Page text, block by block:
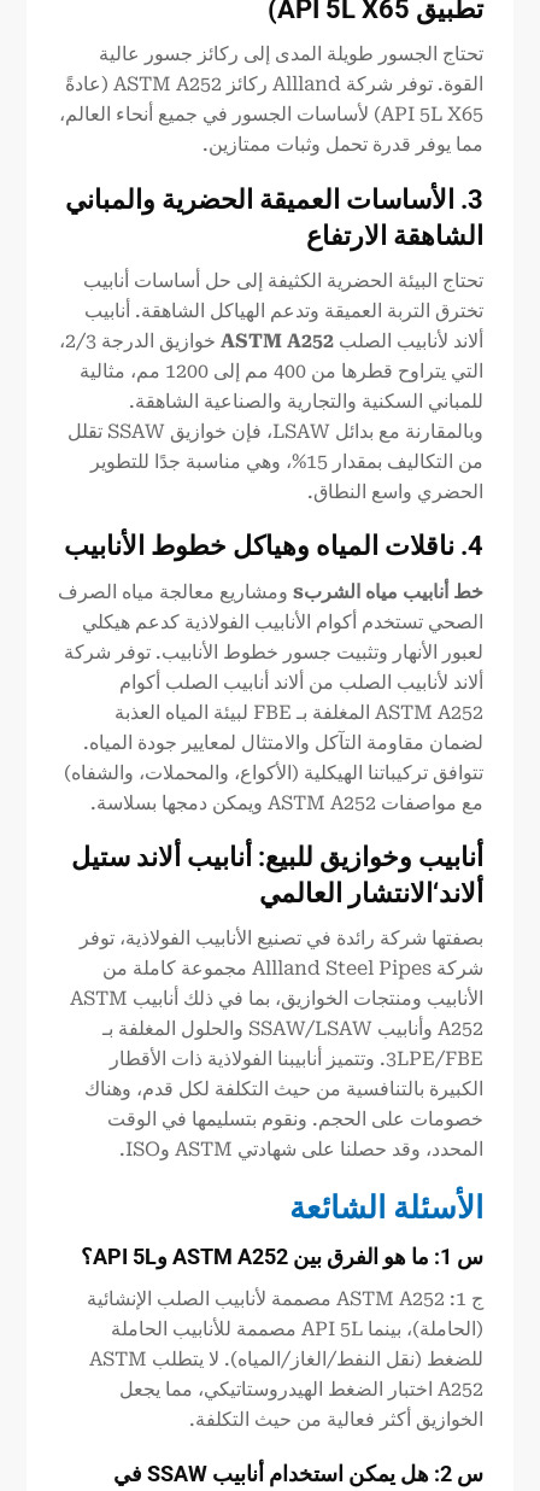
تطبيق API 5L X65 )
تحتاج الجسور طويلة المدى إلى ركائز جسور عالية
القوة. توفر شركة Allland ركائز ASTM A252 (عادةً
API 5L X65) لأساسات الجسور في جميع أنحاء العالم،
مما يوفر قدرة تحمل وثبات ممتازين.
3. الأساسات العميقة الحضرية والمباني
الشاهقة الارتفاع
تحتاج البيئة الحضرية الكثيفة إلى حل أساسات أنابيب
تخترق التربة العميقة وتدعم الهياكل الشاهقة. أنابيب
ألاند لأنابيب الصلبASTM A252
خوازيق الدرجة 2/3،
التي يتراوح قطرها من 400 مم إلى 1200 مم، مثالية
للمباني السكنية والتجارية والصناعية الشاهقة.
وبالمقارنة مع بدائل LSAW، فإن خوازيق SSAW تقلل
من التكاليف بمقدار 15%، وهي مناسبة جدًا للتطوير
الحضري واسع النطاق.
4. ناقلات المياه وهياكل خطوط الأنابيب
خط أنابيب مياه الشربs ومشاريع معالجة مياه الصرف
الصحي تستخدم أكوام الأنابيب الفولاذية كدعم هيكلي
لعبور الأنهار وتثبيت جسور خطوط الأنابيب. توفر شركة
ألاند لأنابيب الصلب من ألاند أنابيب الصلب أكوام
ASTM A252 المغلفة بـ FBE لبيئة المياه العذبة
لضمان مقاومة التآكل والامتثال لمعايير جودة المياه.
تتوافق تركيباتنا الهيكلية (الأكواع، والمحملات، والشفاه)
مع مواصفات ASTM A252 ويمكن دمجها بسلاسة.
أنابيب وخوازيق للبيع: أنابيب ألاند ستيل
ألاند‘الانتشار العالمي
بصفتها شركة رائدة في تصنيع الأنابيب الفولاذية، توفر
شركة Allland Steel Pipes مجموعة كاملة من
الأنابيب ومنتجات الخوازيق، بما في ذلك أنابيب ASTM
A252 وأنابيب SSAW/LSAW والحلول المغلفة بـ
3LPE/FBE. وتتميز أنابيبنا الفولاذية ذات الأقطار
الكبيرة بالتنافسية من حيث التكلفة لكل قدم، وهناك
خصومات على الحجم. ونقوم بتسليمها في الوقت
المحدد، وقد حصلنا على شهادتي ASTM وISO.
الأسئلة الشائعة
س 1: ما هو الفرق بين ASTM A252 وAPI 5L؟
ج 1: ASTM A252 مصممة لأنابيب الصلب الإنشائية
(الحاملة)، بينما API 5L مصممة للأنابيب الحاملة
للضغط (نقل النفط/الغاز/المياه). لا يتطلب ASTM
A252 اختبار الضغط الهيدروستاتيكي، مما يجعل
الخوازيق أكثر فعالية من حيث التكلفة.
س 2: هل يمكن استخدام أنابيب SSAW في